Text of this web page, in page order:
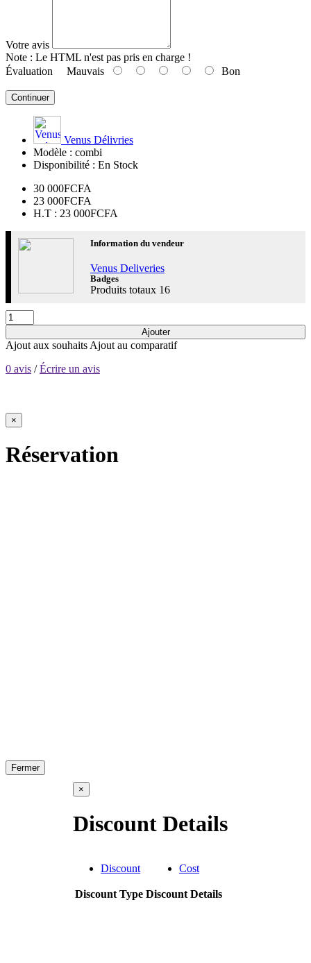
Votre avis
Note : Le HTML n'est pas pris en charge !
Évaluation Mauvais Bon
Continuer
Venus Délivries
Modèle : combi
Disponibilité : En Stock
30 000FCFA
23 000FCFA
H.T : 23 000FCFA
Information du vendeur
Venus Deliveries
Badges
Produits totaux 16
Ajouter
Ajout aux souhaits Ajout au comparatif
0 avis /Écrire un avis
×
Réservation
Fermer
×
Discount Details
Discount Cost
Discount Type Discount Details